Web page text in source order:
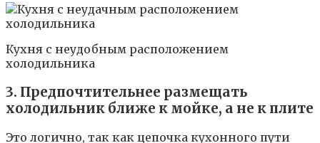
Кухня с неудобным расположением
холодильника
3. Предпочтительнее размещать
холодильник ближе к мойке, а не к плите
Это логично, так как цепочка кухонного пути